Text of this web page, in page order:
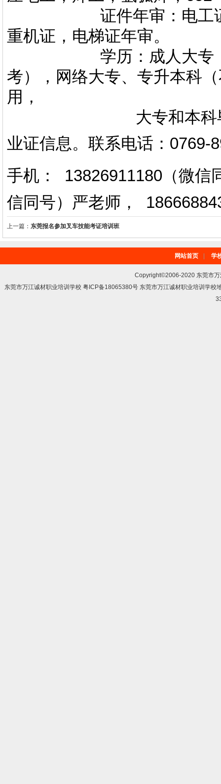
证件年审：电工证，
重机证，电梯证年审。
学历：成人大专，专
考），网络大专、专升本科
用，
大专和本科毕业证
业证信息。 联系电话 ： 0769-
手机： 13826911180（微信
信同号）严老师 ，
上一篇： 东莞报名参加叉车技能考证培训班
网站首页 学
Copyright©2006-2020 东莞市
东莞市万江诚材职业培训学校 粤ICP备18065380号 东莞市万江诚材职业培训学